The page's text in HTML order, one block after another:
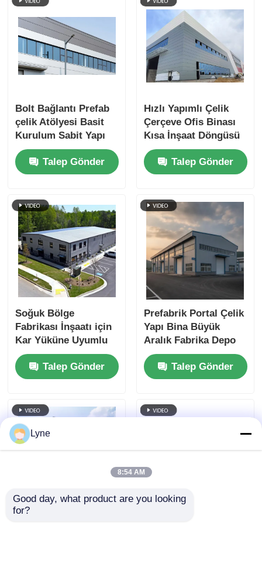
Bolt Bağlantı Prefab
çelik Atölyesi Basit
Kurulum Sabit Yapı
Sandviç Paneli Tek
Yapraklı Kapılar
Pencereler Tam Bolt
Talep Gönder
Hızlı Yapımlı Çelik
Çerçeve Ofis Binası
Kısa İnşaat Döngüsü
Projesi
Talep Gönder
Soğuk Bölge
Fabrikası İnşaatı için
Kar Yüküne Uyumlu
Çelik Yapı Atölyesi
Talep Gönder
Prefabrik Portal Çelik
Yapı Bina Büyük
Aralık Fabrika Depo
İnşaatı
Talep Gönder
Lyne
8:54 AM
Good day, what product are you looking
for?